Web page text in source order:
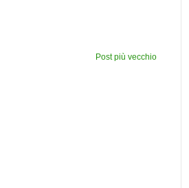
Post più vecchio